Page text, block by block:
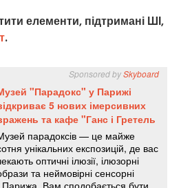
елементи, підтримані ШІ,
.